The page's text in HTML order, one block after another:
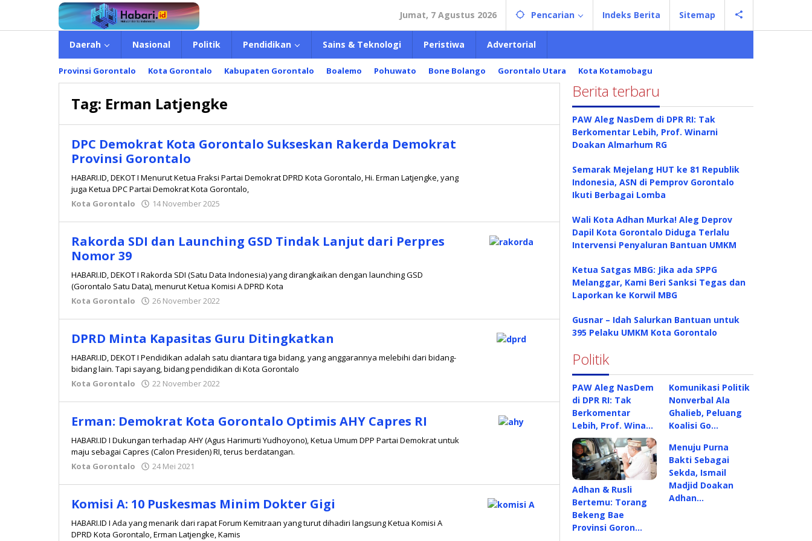
konten
Jumat, 7 Agustus 2026 Pencarian Indeks Berita Sitemap
Daerah Nasional Politik Pendidikan Sains & Teknologi Peristiwa Advertorial
Provinsi Gorontalo Kota Gorontalo Kabupaten Gorontalo Boalemo Pohuwato Bone Bolango Gorontalo Utara Kota Kotamobagu
Tag: Erman Latjengke
DPC Demokrat Kota Gorontalo Sukseskan Rakerda Demokrat
Provinsi Gorontalo
HABARI.ID, DEKOT I Menurut Ketua Fraksi Partai Demokrat DPRD Kota Gorontalo, Hi. Erman Latjengke, yang
juga Ketua DPC Partai Demokrat Kota Gorontalo,
Kota Gorontalo
14 November 2025
Rakorda SDI dan Launching GSD Tindak Lanjut dari Perpres
Nomor 39
HABARI.ID, DEKOT I Rakorda SDI (Satu Data Indonesia) yang dirangkaikan dengan launching GSD
(Gorontalo Satu Data), menurut Ketua Komisi A DPRD Kota
Kota Gorontalo
26 November 2022
DPRD Minta Kapasitas Guru Ditingkatkan
HABARI.ID, DEKOT I Pendidikan adalah satu diantara tiga bidang, yang anggarannya melebihi dari bidang-
bidang lain. Tapi sayang, bidang pendidikan di Kota Gorontalo
Kota Gorontalo
22 November 2022
Erman: Demokrat Kota Gorontalo Optimis AHY Capres RI
HABARI.ID I Dukungan terhadap AHY (Agus Harimurti Yudhoyono), Ketua Umum DPP Partai Demokrat untuk
maju sebagai Capres (Calon Presiden) RI, terus berdatangan.
Kota Gorontalo
24 Mei 2021
Komisi A: 10 Puskesmas Minim Dokter Gigi
HABARI.ID I Ada yang menarik dari rapat Forum Kemitraan yang turut dihadiri langsung Ketua Komisi A
DPRD Kota Gorontalo, Erman Latjengke, Kamis
Berita terbaru
PAW Aleg NasDem di DPR RI: Tak
Berkomentar Lebih, Prof. Winarni
Doakan Almarhum RG
Semarak Mejelang HUT ke 81 Republik
Indonesia, ASN di Pemprov Gorontalo
Ikuti Berbagai Lomba
Wali Kota Adhan Murka! Aleg Deprov
Dapil Kota Gorontalo Diduga Terlalu
Intervensi Penyaluran Bantuan UMKM
Ketua Satgas MBG: Jika ada SPPG
Melanggar, Kami Beri Sanksi Tegas dan
Laporkan ke Korwil MBG
Gusnar – Idah Salurkan Bantuan untuk
395 Pelaku UMKM Kota Gorontalo
Politik
PAW Aleg NasDem
di DPR RI: Tak
Berkomentar
Lebih, Prof. Wina…
Komunikasi Politik
Nonverbal Ala
Ghalieb, Peluang
Koalisi Go…
Adhan & Rusli
Bertemu: Torang
Bekeng Bae
Provinsi Goron…
Menuju Purna
Bakti Sebagai
Sekda, Ismail
Madjid Doakan
Adhan…